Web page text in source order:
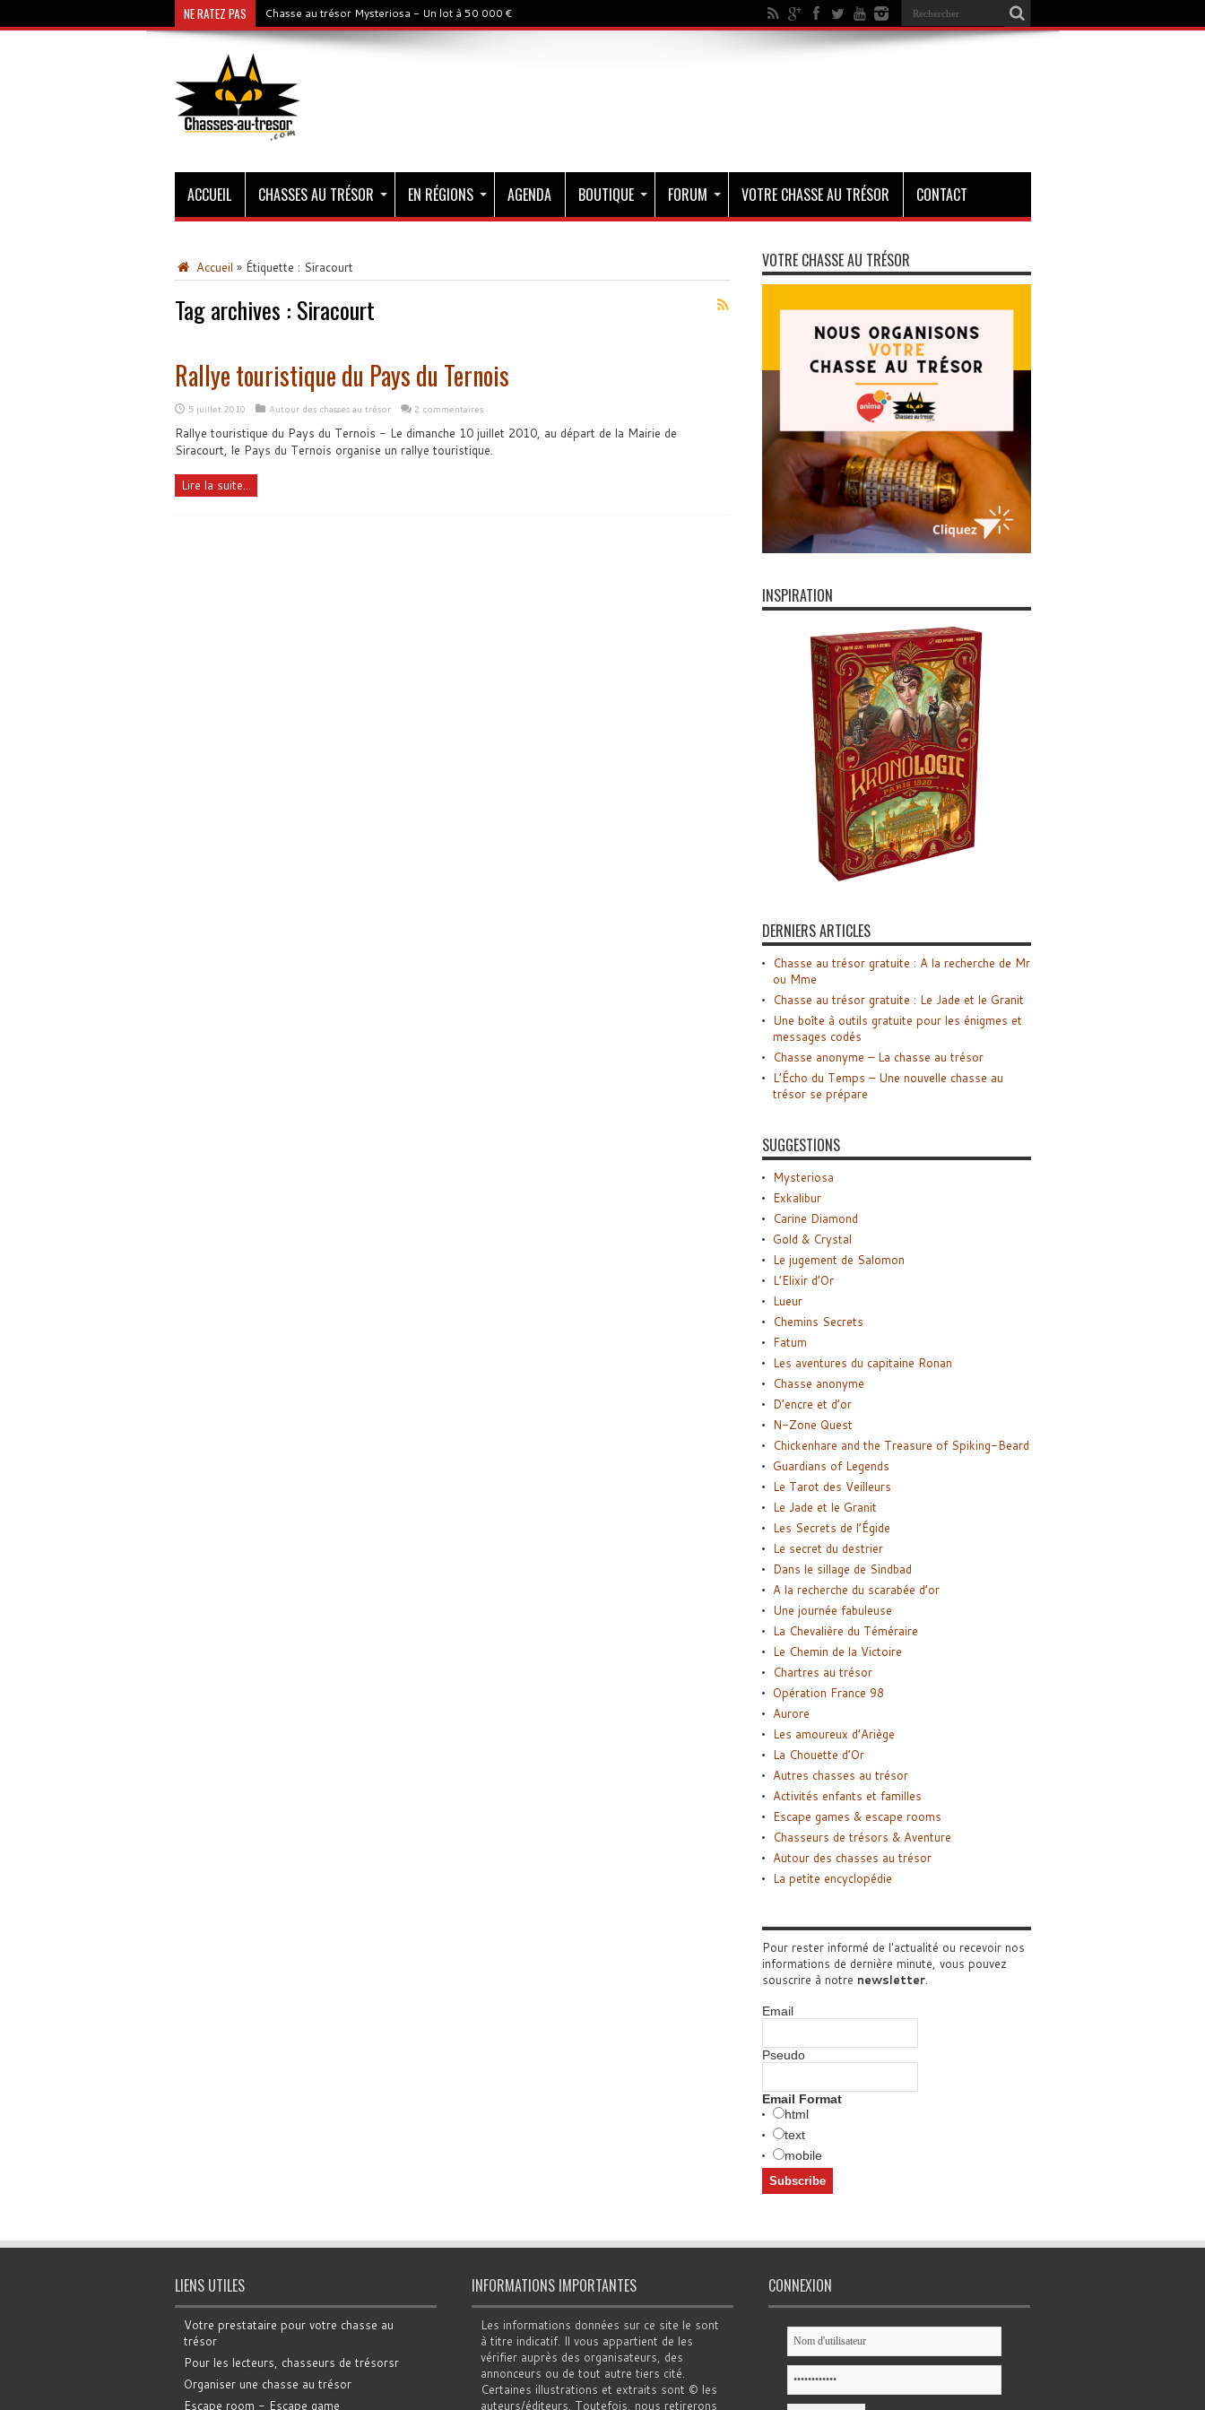
NE RATEZ PAS Chasse au trésor Mysteriosa - Un lot à 50 000 €
ACCUEIL CHASSES AU TRÉSOR EN RÉGIONS AGENDA BOUTIQUE FORUM VOTRE CHASSE AU TRÉSOR CONTACT
Accueil » Étiquette : Siracourt
Tag archives : Siracourt
Rallye touristique du Pays du Ternois
5 juillet 2010 Autour des chasses au trésor 2 commentaires
Rallye touristique du Pays du Ternois - Le dimanche 10 juillet 2010, au départ de la Mairie de
Siracourt, le Pays du Ternois organise un rallye touristique.
Lire la suite...
VOTRE CHASSE AU TRÉSOR
INSPIRATION
DERNIERS ARTICLES
Chasse au trésor gratuite : A la recherche de Mr
ou Mme
Chasse au trésor gratuite : Le Jade et le Granit
Une boîte à outils gratuite pour les énigmes et
messages codés
Chasse anonyme – La chasse au trésor
L’Écho du Temps – Une nouvelle chasse au
trésor se prépare
SUGGESTIONS
Mysteriosa
Exkalibur
Carine Diamond
Gold & Crystal
Le jugement de Salomon
L’Elixir d’Or
Lueur
Chemins Secrets
Fatum
Les aventures du capitaine Ronan
Chasse anonyme
D’encre et d’or
N-Zone Quest
Chickenhare and the Treasure of Spiking-Beard
Guardians of Legends
Le Tarot des Veilleurs
Le Jade et le Granit
Les Secrets de l’Égide
Le secret du destrier
Dans le sillage de Sindbad
A la recherche du scarabée d’or
Une journée fabuleuse
La Chevalière du Téméraire
Le Chemin de la Victoire
Chartres au trésor
Opération France 98
Aurore
Les amoureux d’Ariège
La Chouette d’Or
Autres chasses au trésor
Activités enfants et familles
Escape games & escape rooms
Chasseurs de trésors & Aventure
Autour des chasses au trésor
La petite encyclopédie
Pour rester informé de l'actualité ou recevoir nos
informations de dernière minute, vous pouvez
souscrire à notre newsletter.
Email
Pseudo
Email Format
html
text
mobile
LIENS UTILES
Votre prestataire pour votre chasse au
trésor
Pour les lecteurs, chasseurs de trésorsr
Organiser une chasse au trésor
Escape room - Escape game
INFORMATIONS IMPORTANTES
Les informations données sur ce site le sont
à titre indicatif. Il vous appartient de les
vérifier auprès des organisateurs, des
annonceurs ou de tout autre tiers cité.
Certaines illustrations et extraits sont © les
auteurs/éditeurs. Toutefois, nous retirerons
CONNEXION